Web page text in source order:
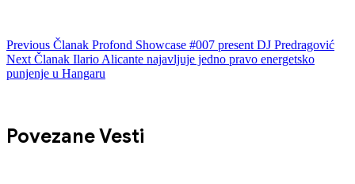
Previous Članak Profond Showcase #007 present DJ Predragović
Next Članak Ilario Alicante najavljuje jedno pravo energetsko
punjenje u Hangaru
Povezane Vesti